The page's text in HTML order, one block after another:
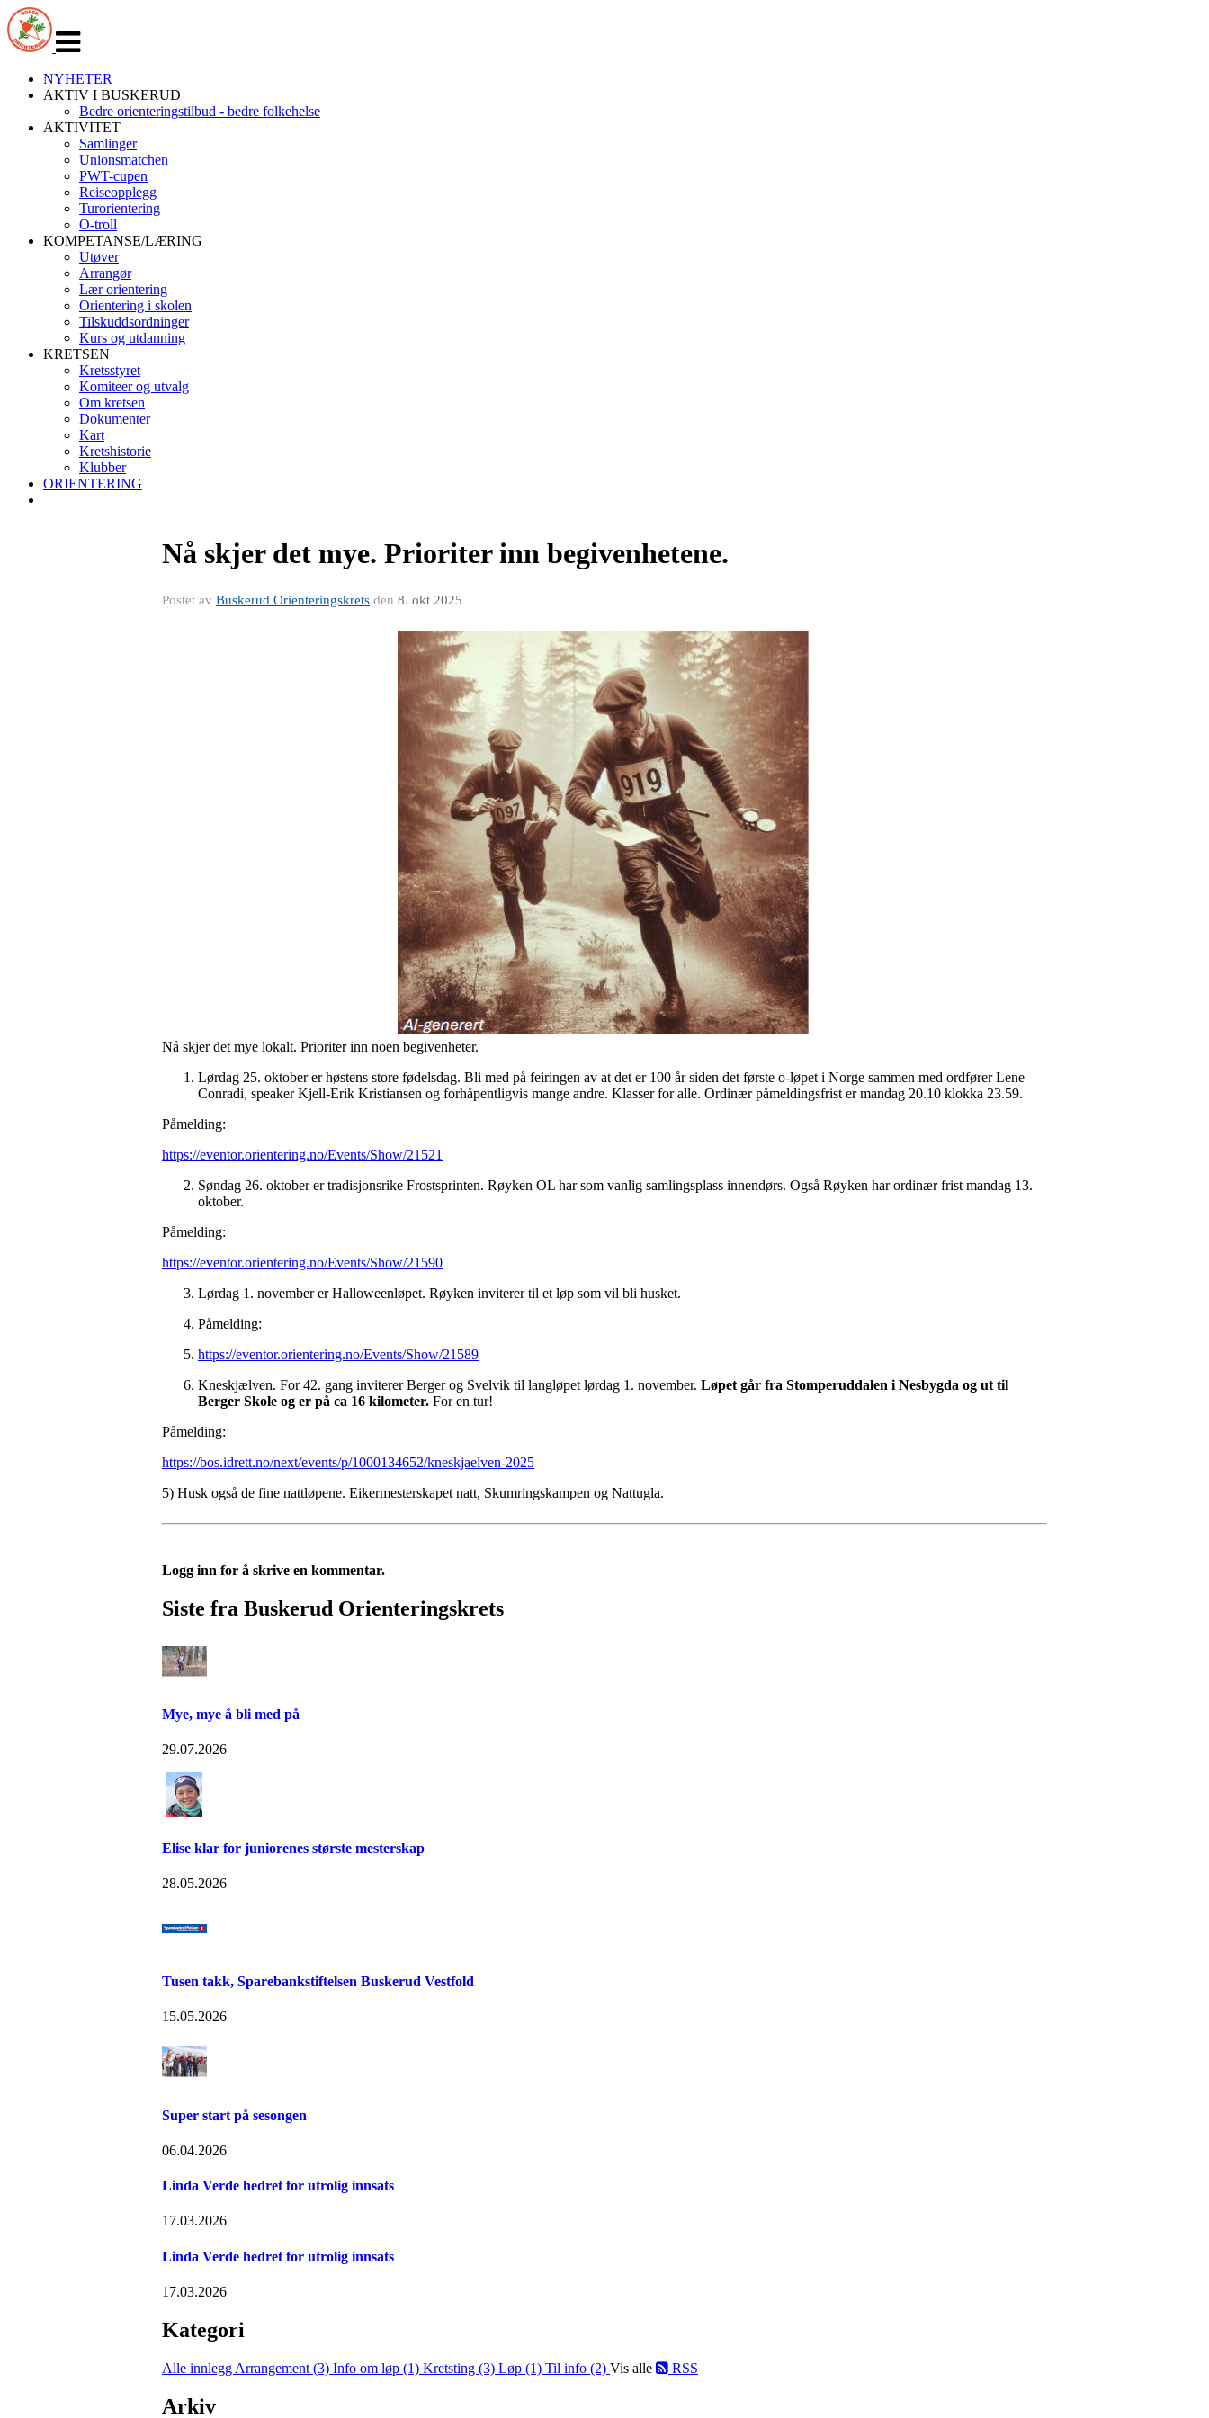
navigasjon
NYHETER
AKTIV I BUSKERUD
Bedre orienteringstilbud - bedre folkehelse
AKTIVITET
Samlinger
Unionsmatchen
PWT-cupen
Reiseopplegg
Turorientering
O-troll
KOMPETANSE/LÆRING
Utøver
Arrangør
Lær orientering
Orientering i skolen
Tilskuddsordninger
Kurs og utdanning
KRETSEN
Kretsstyret
Komiteer og utvalg
Om kretsen
Dokumenter
Kart
Kretshistorie
Klubber
ORIENTERING
Nå skjer det mye. Prioriter inn begivenhetene.
Postet av Buskerud Orienteringskrets den 8. okt 2025
Nå skjer det mye lokalt. Prioriter inn noen begivenheter.
Lørdag 25. oktober er høstens store fødelsdag. Bli med på feiringen av at det er 100 år siden det første o-løpet i Norge sammen med ordfører Lene
Conradi, speaker Kjell-Erik Kristiansen og forhåpentligvis mange andre. Klasser for alle. Ordinær påmeldingsfrist er mandag 20.10 klokka 23.59.
Påmelding:
https://eventor.orientering.no/Events/Show/21521
Søndag 26. oktober er tradisjonsrike Frostsprinten. Røyken OL har som vanlig samlingsplass innendørs. Også Røyken har ordinær frist mandag 13.
oktober.
Påmelding:
https://eventor.orientering.no/Events/Show/21590
Lørdag 1. november er Halloweenløpet. Røyken inviterer til et løp som vil bli husket.
Påmelding:
https://eventor.orientering.no/Events/Show/21589
Kneskjælven. For 42. gang inviterer Berger og Svelvik til langløpet lørdag 1. november. Løpet går fra Stomperuddalen i Nesbygda og ut til
Berger Skole og er på ca 16 kilometer. For en tur!
Påmelding:
https://bos.idrett.no/next/events/p/1000134652/kneskjaelven-2025
5) Husk også de fine nattløpene. Eikermesterskapet natt, Skumringskampen og Nattugla.
Logg inn for å skrive en kommentar.
Siste fra Buskerud Orienteringskrets
Mye, mye å bli med på
29.07.2026
Elise klar for juniorenes største mesterskap
28.05.2026
Tusen takk, Sparebankstiftelsen Buskerud Vestfold
15.05.2026
Super start på sesongen
06.04.2026
Linda Verde hedret for utrolig innsats
17.03.2026
Linda Verde hedret for utrolig innsats
17.03.2026
Kategori
Alle innlegg Arrangement (3) Info om løp (1) Kretsting (3) Løp (1) Til info (2) Vis alle RSS
Arkiv